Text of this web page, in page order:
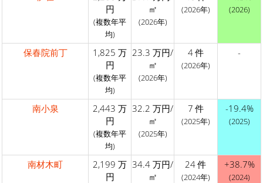
円
(複数年平
均)
㎡
(2026年)
(2026年) (2026)
保春院前丁
1,825 万
円
(複数年平
均)
23.3 万円/
㎡
(2026年)
4 件
(2026年)
-
南小泉
2,443 万
円
(複数年平
均)
32.2 万円/
㎡
(2025年)
7 件
(2025年)
-19.4%
(2025)
南材木町
2,199 万
円
34.4 万円/
㎡
24 件
(2024年)
+38.7%
(2024)